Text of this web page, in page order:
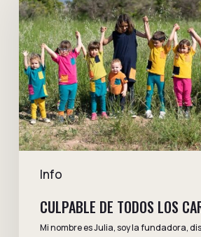
Info
todos
los
cargos
CULPABLE DE TODOS LOS
Mi nombre es Julia, soy la fundadora,